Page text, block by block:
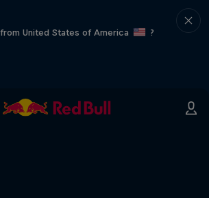
United States of America
?